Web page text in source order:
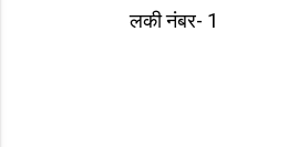
लकी नंबर- 1